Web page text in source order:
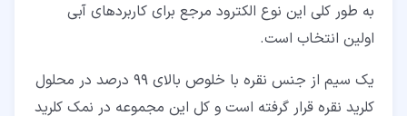
به طور کلی این نوع الکترود مرجع برای کاربردهای آبی
اولین انتخاب است.
یک سیم از جنس نقره با خلوص بالای 99 درصد در محلول
کلرید نقره قرار گرفته است و کل این مجموعه در نمک کلرید